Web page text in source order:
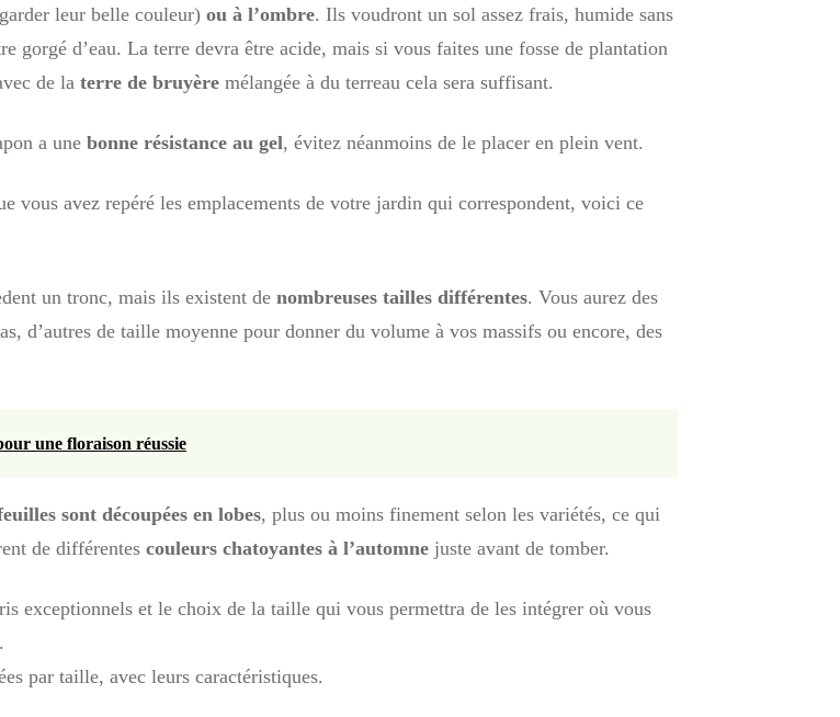
leur belle couleur) ou à l’ombre. Ils voudront un sol assez frais, humide sans
gorgé d’eau. La terre devra être acide, mais si vous faites une fosse de plantation
de la terre de bruyère mélangée à du terreau cela sera suffisant.
a une bonne résistance au gel, évitez néanmoins de le placer en plein vent.
vous avez repéré les emplacements de votre jardin qui correspondent, voici ce
un tronc, mais ils existent de nombreuses tailles différentes. Vous aurez des
d’autres de taille moyenne pour donner du volume à vos massifs ou encore, des
une floraison réussie
sont découpées en lobes, plus ou moins finement selon les variétés, ce qui
de différentes couleurs chatoyantes à l’automne juste avant de tomber.
exceptionnels et le choix de la taille qui vous permettra de les intégrer où vous
par taille, avec leurs caractéristiques.